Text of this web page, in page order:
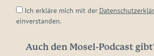
Ich erkläre mich mit der
einverstanden.
Auch den Mosel-Podcast